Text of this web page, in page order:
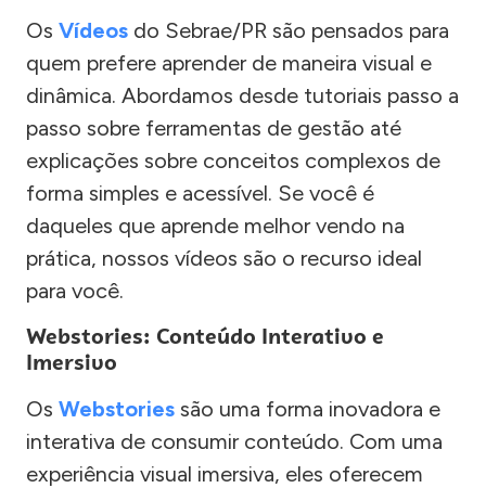
Os Vídeos do Sebrae/PR são pensados para
quem prefere aprender de maneira visual e
dinâmica. Abordamos desde tutoriais passo a
passo sobre ferramentas de gestão até
explicações sobre conceitos complexos de
forma simples e acessível. Se você é
daqueles que aprende melhor vendo na
prática, nossos vídeos são o recurso ideal
para você.
Webstories: Conteúdo Interativo e
Imersivo
Os Webstories são uma forma inovadora e
interativa de consumir conteúdo. Com uma
experiência visual imersiva, eles oferecem